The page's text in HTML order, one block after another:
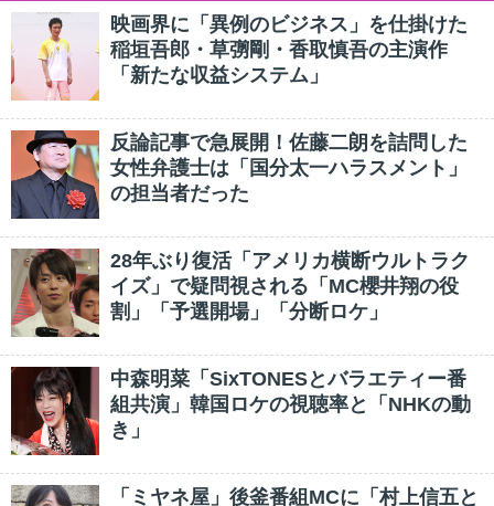
映画界に「異例のビジネス」を仕掛けた
稲垣吾郎・草彅剛・香取慎吾の主演作
「新たな収益システム」
反論記事で急展開！佐藤二朗を詰問した
女性弁護士は「国分太一ハラスメント」
の担当者だった
28年ぶり復活「アメリカ横断ウルトラク
イズ」で疑問視される「MC櫻井翔の役
割」「予選開場」「分断ロケ」
中森明菜「SixTONESとバラエティー番
組共演」韓国ロケの視聴率と「NHKの動
き」
「ミヤネ屋」後釜番組MCに「村上信五と